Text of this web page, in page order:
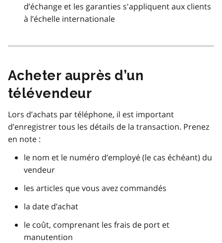
d’échange et les garanties s'appliquent aux clients
à l’échelle internationale
Acheter auprès d’un
télévendeur
Lors d’achats par téléphone, il est important
d’enregistrer tous les détails de la transaction. Prenez
en note :
le nom et le numéro d’employé (le cas échéant) du
vendeur
les articles que vous avez commandés
la date d’achat
le coût, comprenant les frais de port et
manutention